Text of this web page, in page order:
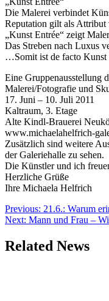
Die Malerei verbindet
Reputation gilt als Attribut
„Kunst Entrée“ zeigt
Das Streben nach Luxus
…Somit ist de facto Kunst
Eine Gruppenausstellung
Malerei/Fotografie und
17. Juni – 10. Juli 2011
Kaltraum, 3. Etage
Alte Kindl-Brauerei
www.michaelahelfrich-
Zusätzlich sind weitere
der Galeriehalle zu sehen.
Die Künstler und ich
Herzliche Grüße
Ihre Michaela Helfrich
Previous: 21.6.: Warum
Next: Mann und Frau –
Related News